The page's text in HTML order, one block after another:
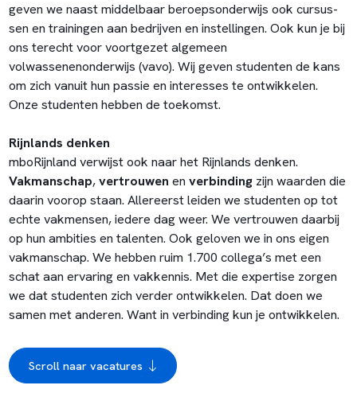
geven we naast middelbaar beroepsonderwijs ook cursus­
sen en trainingen aan bedrijven en instellingen. Ook kun je bij
ons terecht voor voortgezet algemeen
volwassenenonderwijs (vavo). Wij geven studenten de kans
om zich vanuit hun passie en interesses te ontwikkelen.
Onze studenten hebben de toekomst.
Rijnlands denken
mboRijnland verwijst ook naar het Rijnlands denken.
Vakmanschap,vertrouwen en verbinding zijn waarden die
daarin voorop staan. Allereerst leiden we studenten op tot
echte vakmensen, iedere dag weer. We vertrouwen daarbij
op hun ambities en talenten. Ook geloven we in ons eigen
vakman­schap. We hebben ruim 1.700 collega’s met een
schat aan ervaring en vakken­nis. Met die expertise zorgen
we dat studenten zich verder ontwikkelen. Dat doen we
samen met anderen. Want in verbinding kun je ontwikkelen.
Scroll naar vacatures